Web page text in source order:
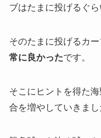
ブはたまに投げるぐら
そのたまに投げるカ
常に良かったです。
そこにヒントを得た
合を増やしていきまし